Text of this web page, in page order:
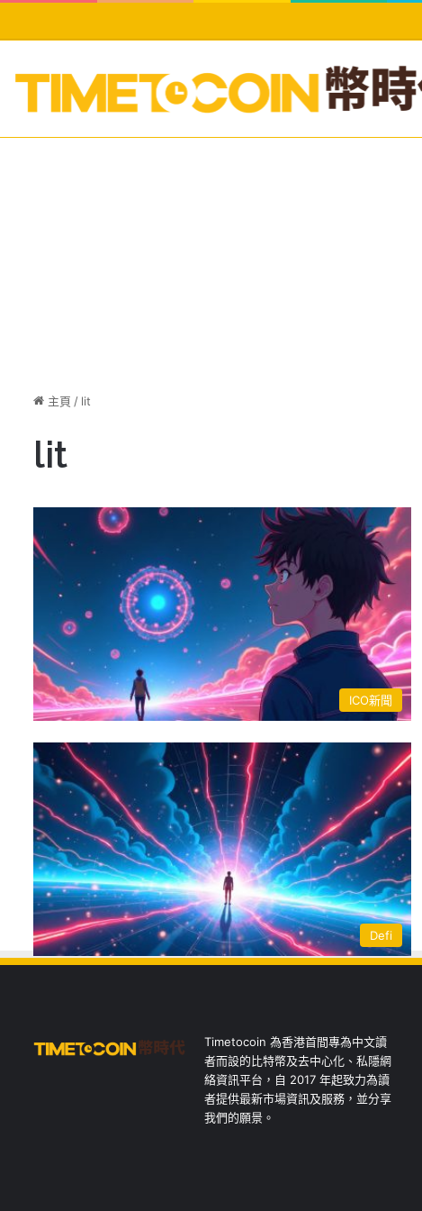
主頁 / lit
lit
ICO新聞
Defi
Timetocoin 為香港首間專為中文讀
者而設的比特幣及去中心化、私隱網
絡資訊平台，自 2017 年起致力為讀
者提供最新市場資訊及服務，並分享
我們的願景。